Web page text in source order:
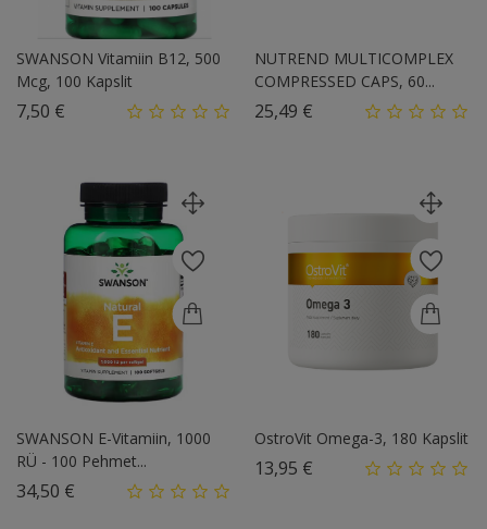
SWANSON Vitamiin B12, 500
Mcg, 100 Kapslit
7,50 €
NUTREND MULTICOMPLEX
COMPRESSED CAPS, 60...
25,49 €
SWANSON E-Vitamiin, 1000
RÜ - 100 Pehmet...
34,50 €
OstroVit Omega-3, 180 Kapslit
13,95 €